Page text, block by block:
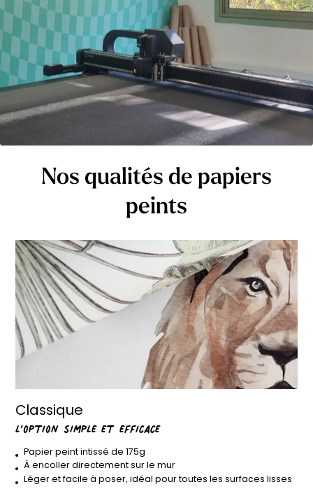
Nos qualités de papiers
peints
Classique
l’option simple et efficace
Papier peint intissé de 175g
À encoller directement sur le mur
Léger et facile à poser, idéal pour toutes les surfaces lisses